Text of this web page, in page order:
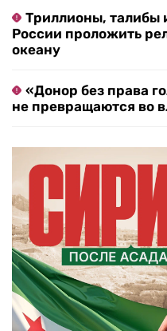
Триллионы, талибы
России проложить
океану
«Донор без права
не превращаются во